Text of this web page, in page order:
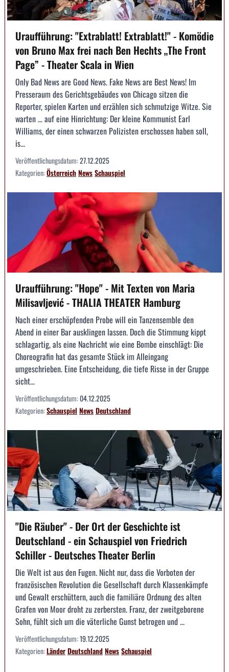
Uraufführung: "Extrablatt! Extrablatt!" - Komödie
von Bruno Max frei nach Ben Hechts „The Front
Page” - Theater Scala in Wien
Only Bad News are Good News. Fake News are Best News! Im
Presseraum des Gerichtsgebäudes von Chicago sitzen die
Reporter, spielen Karten und erzählen sich schmutzige Witze. Sie
warten … auf eine Hinrichtung: Der kleine Kommunist Earl
Williams, der einen schwarzen Polizisten erschossen haben soll,
is...
Veröffentlichungsdatum:27.12.2025
Kategorien:ÖsterreichNewsSchauspiel
Uraufführung: "Hope" - Mit Texten von Maria
Milisavljević - THALIA THEATER Hamburg
Nach einer erschöpfenden Probe will ein Tanzensemble den
Abend in einer Bar ausklingen lassen. Doch die Stimmung kippt
schlagartig, als eine Nachricht wie eine Bombe einschlägt: Die
Choreografin hat das gesamte Stück im Alleingang
umgeschrieben. Eine Entscheidung, die tiefe Risse in der Gruppe
sicht...
Veröffentlichungsdatum:04.12.2025
Kategorien:Schauspiel NewsDeutschland
"Die Räuber" - Der Ort der Geschichte ist
Deutschland - ein Schauspiel von Friedrich
Schiller - Deutsches Theater Berlin
Die Welt ist aus den Fugen. Nicht nur, dass die Vorboten der
französischen Revolution die Gesellschaft durch Klassenkämpfe
und Gewalt erschüttern, auch die familiäre Ordnung des alten
Grafen von Moor droht zu zerbersten. Franz, der zweitgeborene
Sohn, fühlt sich um die väterliche Gunst betrogen und ...
Veröffentlichungsdatum:19.12.2025
Kategorien:LänderDeutschlandNewsSchauspiel